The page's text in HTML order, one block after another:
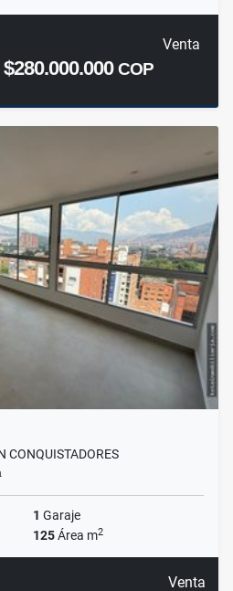
Venta
$280.000.000COP
CONQUISTADORES
1 Garaje
125Área m2
Venta